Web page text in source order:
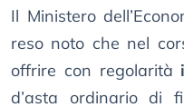
Il Ministero
reso noto che nel
offrire con regolarità
d’asta ordinario di